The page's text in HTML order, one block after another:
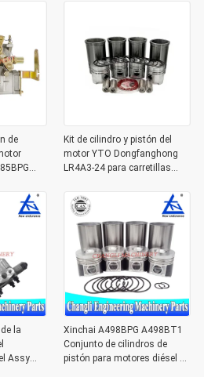
de
Kit de cilindro y pistón del
motor YTO Dongfanghong
LR4A3-24 para carretillas
3 días y 4 cilindros
la
Assy
Xinchai A498BPG A498BT1
Conjunto de cilindros de
pistón para motores diésel y